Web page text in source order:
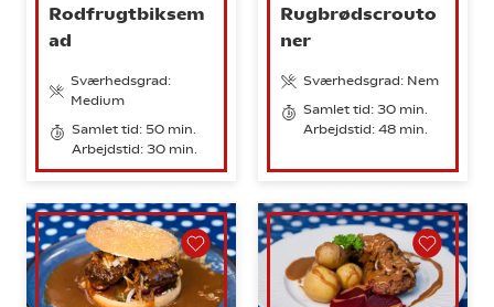
Rodfrugtbiksem
ad
Sværhedsgrad:
Medium
Samlet tid: 50 min.
Arbejdstid: 30 min.
Rugbrødscrouto
ner
Sværhedsgrad: Nem
Samlet tid: 30 min.
Arbejdstid: 48 min.